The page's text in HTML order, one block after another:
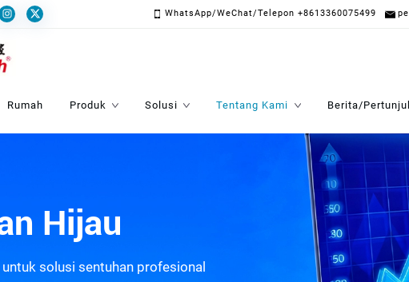
WhatsApp/WeChat/Telepon +8613360075499
Rumah Produk Solusi Tentang Kami Berita/
Hijau
solusi sentuhan profesional